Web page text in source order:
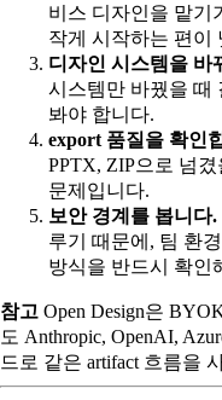
비스 디자인을 맡기
작게 시작하는 편이
디자인 시스템을 바
시스템만 바꿨을 때
봐야 합니다.
export 품질을 확인
PPTX, ZIP으로 넘
문제입니다.
보안 경계를 봅니다.
루기 때문에, 팀 환
방식을 반드시 확인
참고 Open Design은
도 Anthropic, OpenAI,
드로 같은 artifact 흐름을